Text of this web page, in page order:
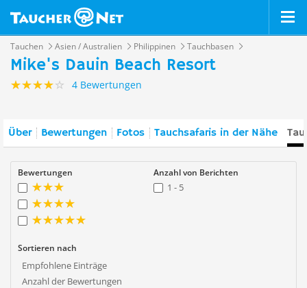
Tauchen Asien / Australien Philippinen Tauchbasen
Mike's Dauin Beach Resort
4 Bewertungen
Über Bewertungen Fotos Tauchsafaris in der Nähe
Bewertungen Anzahl von Berichten
1 - 5
Sortieren nach
Empfohlene Einträge
Anzahl der Bewertungen